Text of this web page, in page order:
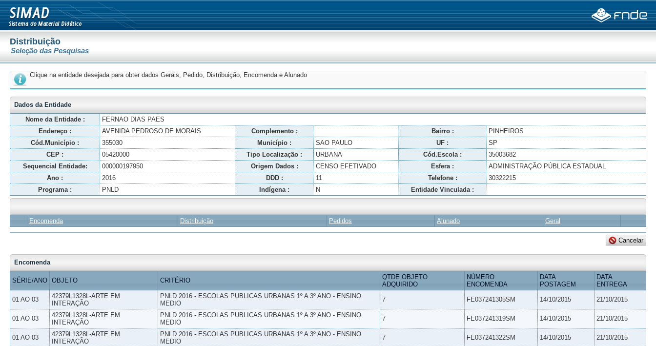
Distribuição
Seleção das Pesquisas
Clique na entidade desejada para obter dados Gerais, Pedido, Distribuição, Encomenda e Alunado
Dados da Entidade
Nome da Entidade :
FERNAO DIAS PAES
Endereço :
AVENIDA PEDROSO DE MORAIS Complemento : Bairro :
PINHEIROS
Cód.Município :
355030 Município : SAO PAULO UF :
SP
CEP :
05420000 Tipo Localização : URBANA Cód.Escola :
35003682
Sequencial Entidade:
000000197950 Origem Dados : CENSO EFETIVADO Esfera :
ADMINISTRAÇÃO PÚBLICA ESTADUAL
Ano :
2016 DDD : 11 Telefone :
30322215
Programa :
PNLD Indígena : N Entidade Vinculada :
Encomenda Distribuição Pedidos Alunado Geral
Encomenda
SÉRIE/ANO OBJETO CRITÉRIO
QTDE OBJETO
ADQUIRIDO
NÚMERO
ENCOMENDA
DATA
POSTAGEM
DATA
ENTREGA
01 AO 03
42379L1328L-ARTE EM
INTERAÇÃO
PNLD 2016 - ESCOLAS PUBLICAS URBANAS 1º A 3º ANO - ENSINO
MEDIO
7 FE037241305SM 14/10/2015 21/10/2015
01 AO 03
42379L1328L-ARTE EM
INTERAÇÃO
PNLD 2016 - ESCOLAS PUBLICAS URBANAS 1º A 3º ANO - ENSINO
MEDIO
7 FE037241319SM 14/10/2015 21/10/2015
01 AO 03
42379L1328L-ARTE EM
INTERAÇÃO
PNLD 2016 - ESCOLAS PUBLICAS URBANAS 1º A 3º ANO - ENSINO
MEDIO
7 FE037241322SM 14/10/2015 21/10/2015